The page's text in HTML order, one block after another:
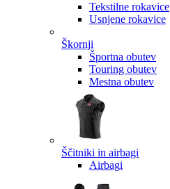
Tekstilne rokavice
Usnjene rokavice
Škornji
Športna obutev
Touring obutev
Mestna obutev
Ščitniki in airbagi
Airbagi